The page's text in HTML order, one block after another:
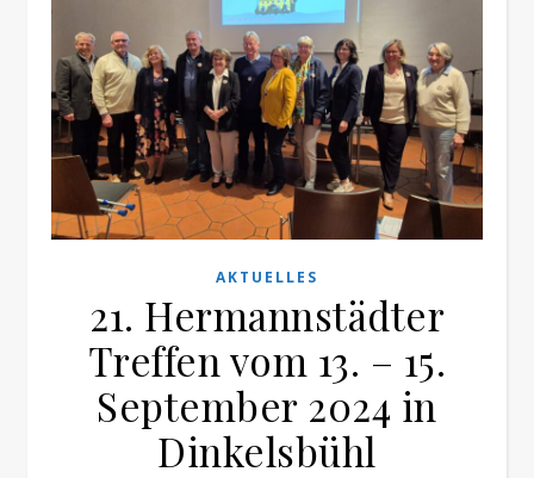
AKTUELLES
21. Hermannstädter
Treffen vom 13. – 15.
September 2024 in
Dinkelsbühl